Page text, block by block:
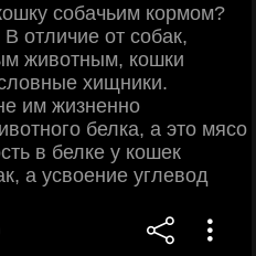
собачьим кормом?
отличие от собак,
животным, кошки
хищники.
им жизненно
белка, а это мясо
в белке у кошек
а усвоение углевод